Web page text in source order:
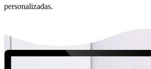
personalizadas.